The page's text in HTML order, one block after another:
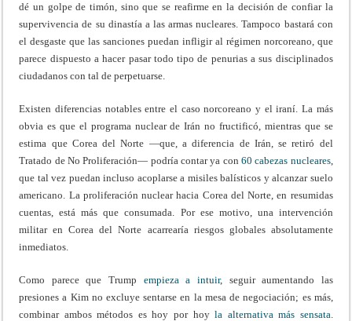
dé un golpe de timón, sino que se reafirme en la decisión de confiar la
supervivencia de su dinastía a las armas nucleares. Tampoco bastará con
el desgaste que las sanciones puedan infligir al régimen norcoreano, que
parece dispuesto a hacer pasar todo tipo de penurias a sus disciplinados
ciudadanos con tal de perpetuarse.
Existen diferencias notables entre el caso norcoreano y el iraní. La más
obvia es que el programa nuclear de Irán no fructificó, mientras que se
estima que Corea del Norte —que, a diferencia de Irán, se retiró del
Tratado de No Proliferación— podría contar ya con60 cabezas nucleares,
que tal vez puedan incluso acoplarse a misiles balísticos y alcanzar suelo
americano. La proliferación nuclear hacia Corea del Norte, en resumidas
cuentas, está más que consumada. Por ese motivo, una intervención
militar en Corea del Norte acarrearía riesgos globales absolutamente
inmediatos.
Como parece que Trump empieza a intuir, seguir aumentando las
presiones a Kim no excluye sentarse en la mesa de negociación; es más,
combinar ambos métodos es hoy por hoyla alternativa más sensata.